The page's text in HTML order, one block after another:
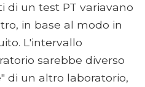
di un test PT variavano
in base al modo in
L'intervallo
sarebbe diverso
di un altro laboratorio,